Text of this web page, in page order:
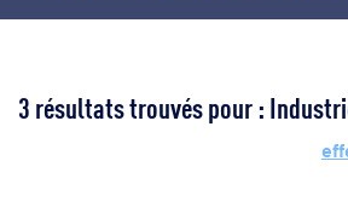
3 résultats trouvés pour :